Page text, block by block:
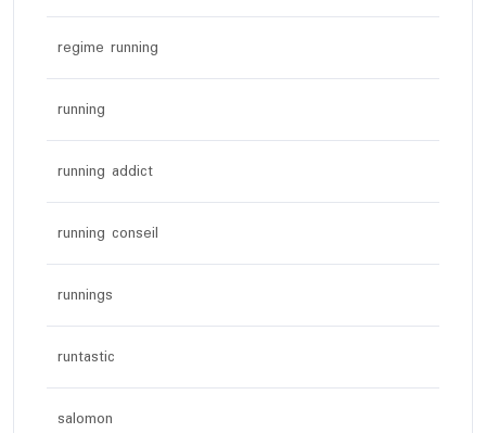
regime running
running
running addict
running conseil
runnings
runtastic
salomon